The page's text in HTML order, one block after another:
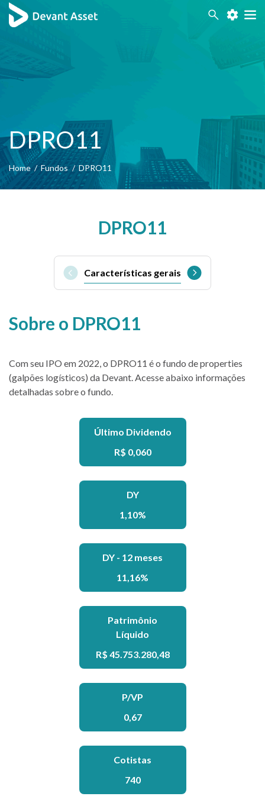
Acessibilidade
DPRO11
Home /Fundos /DPRO11
DPRO11
Características gerais
Sobre o DPRO11
Com seu IPO em 2022, o DPRO11 é o fundo de properties
(galpões logísticos) da Devant. Acesse abaixo informações
detalhadas sobre o fundo.
Último Dividendo
R$ 0,060
DY
1,10%
DY - 12 meses
11,16%
Patrimônio
Líquido
R$ 45.753.280,48
P/VP
0,67
Cotistas
740